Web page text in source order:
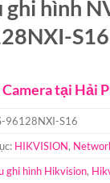
hình
S16
tại Hải
96128NXI-S16
HIKVISION,
ghi hình Hikvision,